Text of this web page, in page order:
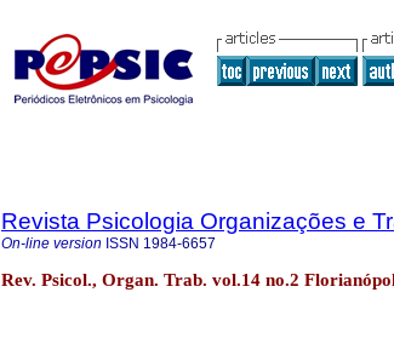
Revista Psicologia Organizações e
On-line version ISSN 1984-6657
Rev. Psicol., Organ. Trab. vol.14 no.2